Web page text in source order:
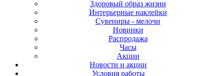
Здоровый образ жизни
Интерьерные наклейки
Сувениры - мелочи
Новинки
Распродажа
Часы
Акции
Новости и акции
Условия работы